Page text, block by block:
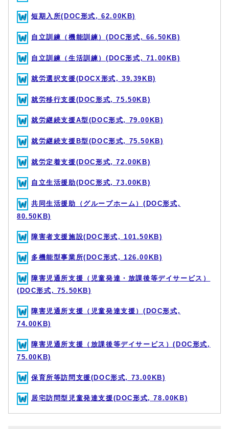
短期入所(DOC形式, 62.00KB)
自立訓練（機能訓練）(DOC形式, 66.50KB)
自立訓練（生活訓練）(DOC形式, 71.00KB)
就労選択支援(DOCX形式, 39.39KB)
就労移行支援(DOC形式, 75.50KB)
就労継続支援A型(DOC形式, 79.00KB)
就労継続支援B型(DOC形式, 75.50KB)
就労定着支援(DOC形式, 72.00KB)
自立生活援助(DOC形式, 73.00KB)
共同生活援助（グループホーム）(DOC形式,
80.50KB)
障害者支援施設(DOC形式, 101.50KB)
多機能型事業所(DOC形式, 126.00KB)
障害児通所支援（児童発達・放課後等デイサービス）
(DOC形式, 75.50KB)
障害児通所支援（児童発達支援）(DOC形式,
74.00KB)
障害児通所支援（放課後等デイサービス）(DOC形式,
75.00KB)
保育所等訪問支援(DOC形式, 73.00KB)
居宅訪問型児童発達支援(DOC形式, 78.00KB)